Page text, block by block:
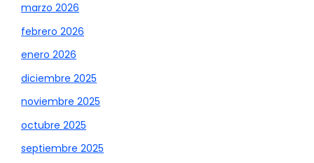
marzo 2026
febrero 2026
enero 2026
diciembre 2025
noviembre 2025
octubre 2025
septiembre 2025